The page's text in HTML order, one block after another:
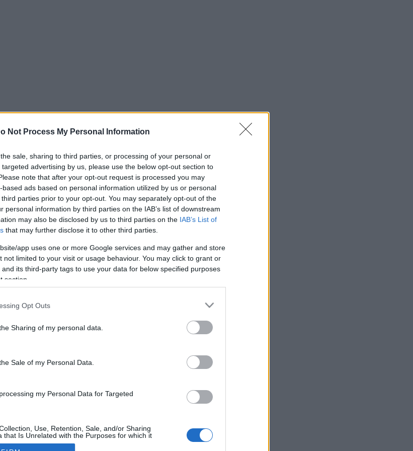
Not Process My Personal Information
sale, sharing to third parties, or processing of your personal or
advertising by us, please use the below opt-out section to
note that after your opt-out request is processed you may
ads based on personal information utilized by us or personal
parties prior to your opt-out. You may separately opt-out of the
personal information by third parties on the IAB’s list of downstream
may also be disclosed by us to third parties on the IAB’s List of
that may further disclose it to other third parties.
app uses one or more Google services and may gather and store
not limited to your visit or usage behaviour. You may click to grant or
its third-party tags to use your data for below specified purposes
section.
Opt Outs
Sharing of my personal data.
Sale of my Personal Data.
my Personal Data for Targeted
Use, Retention, Sale, and/or Sharing
that Is Unrelated with the Purposes for which it